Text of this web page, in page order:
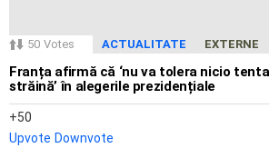
50 Votes ACTUALITATE EXTERNE
Franța afirmă că ‘nu va tolera nicio
străină’ în alegerile prezidențiale
50
Upvote Downvote